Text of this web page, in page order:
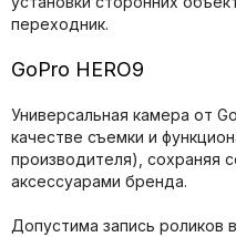
переходник.
GoPro HERO9
Универсальная камера от
качестве съемки и
производителя), сохраняя
аксессуарами бренда.
Допустима запись роликов